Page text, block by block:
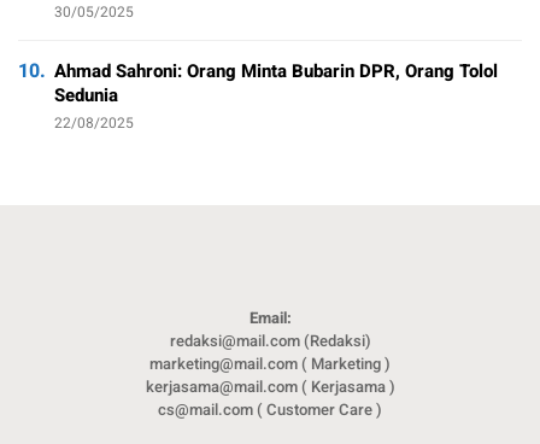
30/05/2025
10. Ahmad Sahroni: Orang Minta Bubarin DPR, Orang Tolol
Sedunia
22/08/2025
Email:
redaksi@mail.com (Redaksi)
marketing@mail.com ( Marketing )
kerjasama@mail.com ( Kerjasama )
cs@mail.com ( Customer Care )